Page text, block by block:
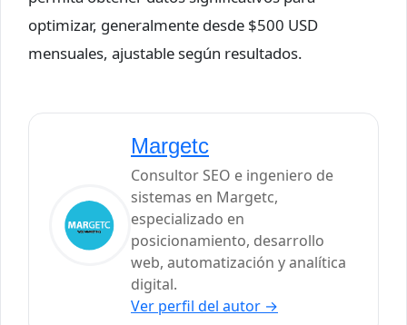
optimizar, generalmente desde $500 USD
mensuales, ajustable según resultados.
Margetc
Consultor SEO e ingeniero de
sistemas en Margetc,
especializado en
posicionamiento, desarrollo
web, automatización y analítica
digital.
Ver perfil del autor →